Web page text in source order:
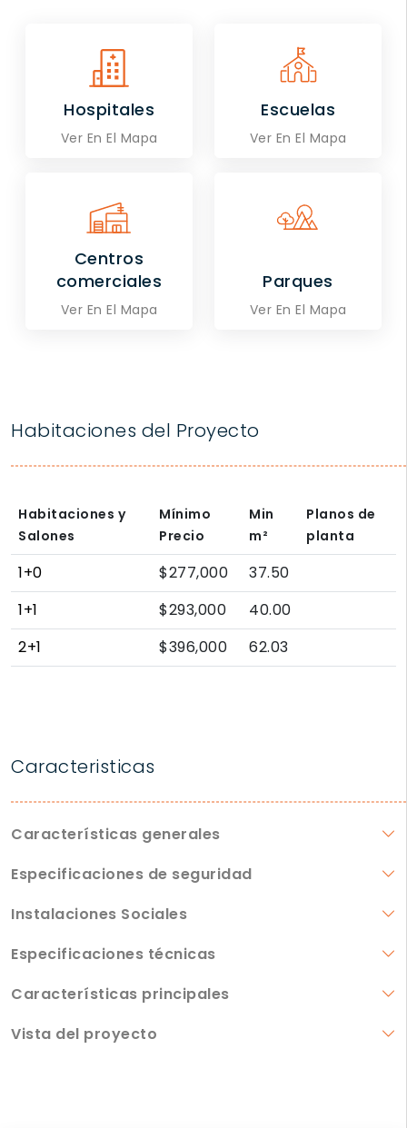
Hospitales
Ver En El Mapa
Escuelas
Ver En El Mapa
Centros
comerciales
Ver En El Mapa
Parques
Ver En El Mapa
Habitaciones del Proyecto
Habitaciones y
Salones
Mínimo
Precio
Min
m²
Planos de
planta
1+0 $277,000
37.50
1+1
$293,000
40.00
2+1
$396,000 62.03
Caracteristicas
Características generales
Especificaciones de seguridad
Instalaciones Sociales
Especificaciones técnicas
Características principales
Vista del proyecto